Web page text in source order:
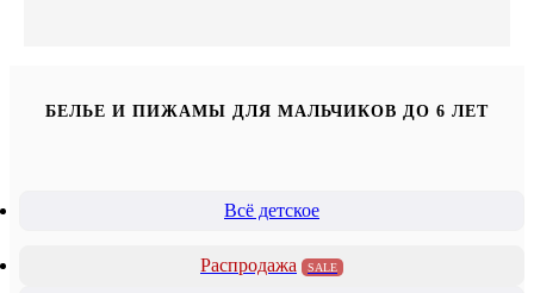
БЕЛЬЕ И ПИЖАМЫ ДЛЯ МАЛЬЧИКОВ ДО 6 ЛЕТ
Всё детское
Распродажа SALE